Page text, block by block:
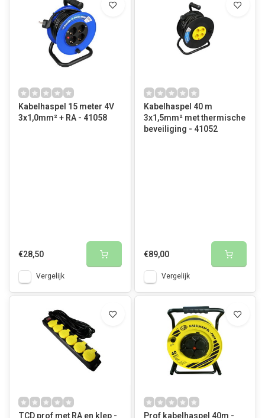
Kabelhaspel 15 meter 4V
3x1,0mm² + RA - 41058
€28,50
Vergelijk
Kabelhaspel 40 m
3x1,5mm² met thermische
beveiliging - 41052
€89,00
Vergelijk